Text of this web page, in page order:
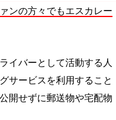
ンの方々でもエスカレー
イバーとして活動する人
サービスを利用すること
開せずに郵送物や宅配物